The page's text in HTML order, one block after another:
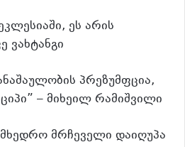
ეს არის
ვახტანგი
პრეზუმფცია,
– მიხეილ რამიშვილი
მრჩეველი დაიღუპა